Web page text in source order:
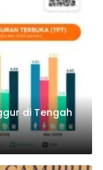
di Tengah